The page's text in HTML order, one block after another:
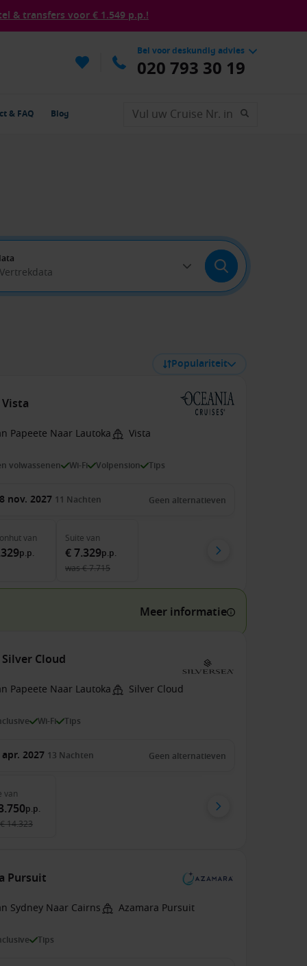
& transfers voor € 1.549 p.p.!
Bel voor deskundig advies
020 793 30 19
& FAQ Blog
Populariteit
Papeete Naar Lautoka Vista
volwassenen Wi-Fi Volpension Tips
nov. 2027 11 Nachten Geen alternatieven
van
p.p.
Suite van
€ 7.329p.p.
was€ 7.715
Meer informatie
Cloud
Papeete Naar Lautoka Silver Cloud
Wi-Fi Tips
apr. 2027 13 Nachten Geen alternatieven
van
p.p.
€ 14.323
Pursuit
Sydney Naar Cairns Azamara Pursuit
Tips